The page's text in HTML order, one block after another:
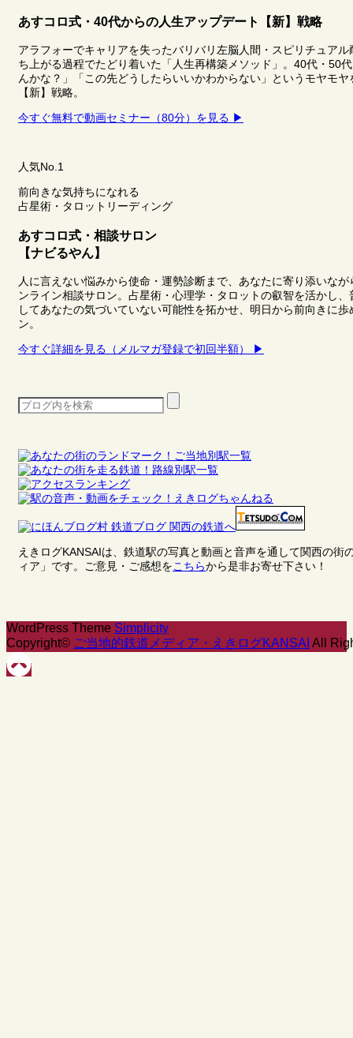
あすコロ式・40代からの人生アップデート【新】戦略
アラフォーでキャリアを失ったバリバリ左脳人間・スピリチュア
ち上がる過程でたどり着いた「人生再構築メソッド」。40代・50
んかな？」「この先どうしたらいいかわからない」というモヤモ
【新】戦略。
今すぐ無料で動画セミナー（80分）を見る ▶
人気No.1
前向きな気持ちになれる
占星術・タロットリーディング
あすコロ式・相談サロン
【ナビるやん】
人に言えない悩みから使命・運勢診断まで、あなたに寄り添いな
ンライン相談サロン。占星術・心理学・タロットの叡智を活かし
してあなたの気づいていない可能性を拓かせ、明日から前向きに
ン。
今すぐ詳細を見る（メルマガ登録で初回半額） ▶
えきログKANSAIは、鉄道駅の写真と動画と音声を通して関西の街
ィア」です。ご意見・ご感想をこちらから是非お寄せ下さい！
WordPress Theme Simplicity
Copyright© ご当地的鉄道メディア・えきログKANSAI All